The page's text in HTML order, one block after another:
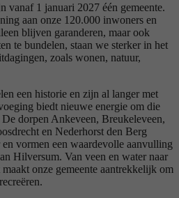
vanaf 1 januari 2027 één gemeente.
aan onze 120.000 inwoners en
blijven garanderen, maar ook
te bundelen, staan we sterker in het
zoals wonen, natuur,
een historie en zijn al langer met
biedt nieuwe energie om die
dorpen Ankeveen, Breukeleveen,
en Nederhorst den Berg
vormen een waardevolle aanvulling
Hilversum. Van veen en water naar
onze gemeente aantrekkelijk om